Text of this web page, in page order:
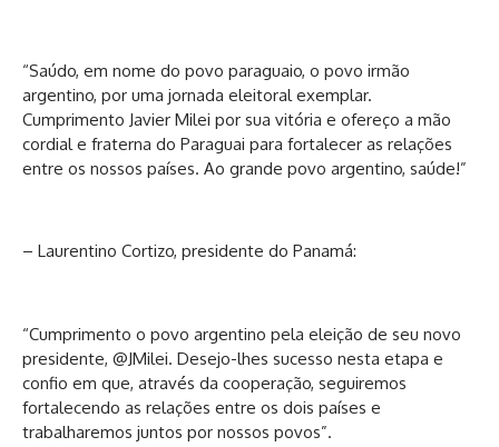
“Saúdo, em nome do povo paraguaio, o povo irmão
argentino, por uma jornada eleitoral exemplar.
Cumprimento Javier Milei por sua vitória e ofereço a mão
cordial e fraterna do Paraguai para fortalecer as relações
entre os nossos países. Ao grande povo argentino, saúde!”
– Laurentino Cortizo, presidente do Panamá:
“Cumprimento o povo argentino pela eleição de seu novo
presidente, @JMilei. Desejo-lhes sucesso nesta etapa e
confio em que, através da cooperação, seguiremos
fortalecendo as relações entre os dois países e
trabalharemos juntos por nossos povos”.